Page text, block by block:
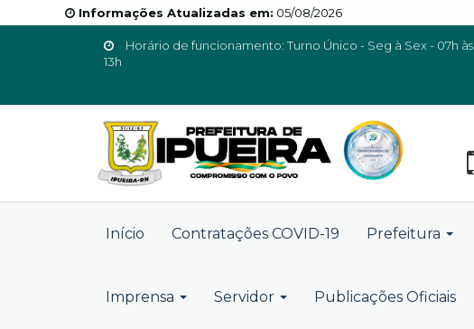
Informações Atualizadas em: 05/08/2026
Horário de funcionamento: Turno Único - Seg à Sex - 07h às
13h
Início Contratações COVID-19 Prefeitura
Imprensa Servidor Publicações Oficiais